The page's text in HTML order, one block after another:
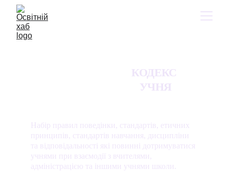
КОДЕКС
УЧНЯ
Набір правил поведінки, стандартів, етичних
принципів, стандартів навчання, дисципліни
та відповідальності які повинні дотримуватися
учнями при взаємодії з вчителями,
адміністрацією та іншими учнями школи.